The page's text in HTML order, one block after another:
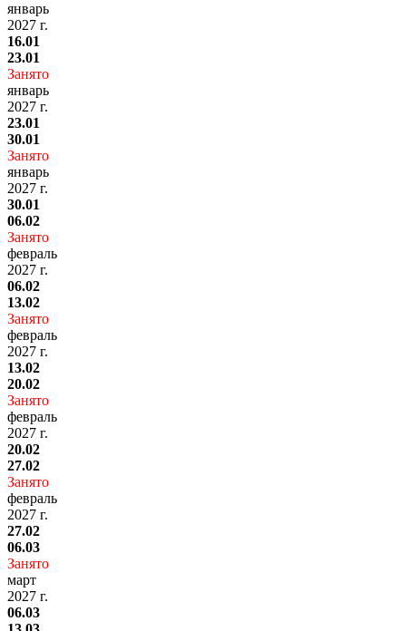
январь
2027 г.
16.01
23.01
Занято
январь
2027 г.
23.01
30.01
Занято
январь
2027 г.
30.01
06.02
Занято
февраль
2027 г.
06.02
13.02
Занято
февраль
2027 г.
13.02
20.02
Занято
февраль
2027 г.
20.02
27.02
Занято
февраль
2027 г.
27.02
06.03
Занято
март
2027 г.
06.03